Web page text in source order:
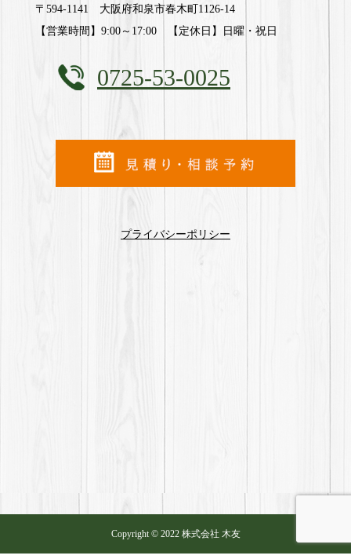
〒594-1141 大阪府和泉市春木町1126-14
【営業時間】9:00～17:00 【定休日】日曜・祝日
0725-53-0025
プライバシーポリシー
Copyright © 2022 株式会社 木友